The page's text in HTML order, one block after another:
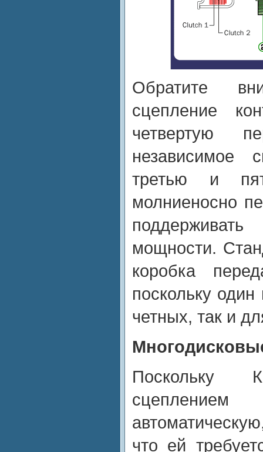
Обратите
сцепление
четвертую
независимое
третью и
молниеносно
мощности.
коробка
поскольку
четных, так и
что ей